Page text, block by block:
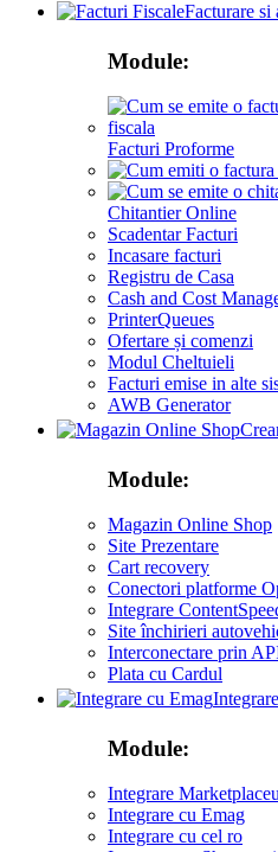
Facturare si
Module:
Facturi Proforme
Chitantier Online
Scadentar Facturi
Incasare facturi
Registru de Casa
Cash and Cost
PrinterQueues
Ofertare și comenzi
Modul Cheltuieli
Facturi emise in alte
AWB Generator
Module:
Magazin Online Shop
Site Prezentare
Cart recovery
Conectori platforme
Integrare
Site închirieri
Interconectare prin
Plata cu Cardul
Module:
Integrare
Integrare cu Emag
Integrare cu cel ro